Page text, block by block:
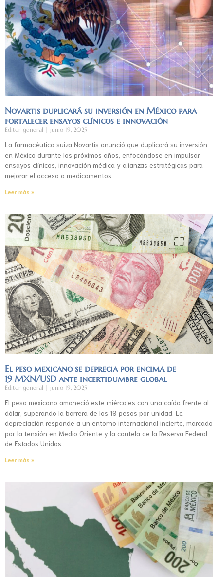
Novartis duplicará su inversión en México para
fortalecer ensayos clínicos e innovación
Editor general junio 19, 2025
La farmacéutica suiza Novartis anunció que duplicará su inversión
en México durante los próximos años, enfocándose en impulsar
ensayos clínicos, innovación médica y alianzas estratégicas para
mejorar el acceso a medicamentos.
Leer más »
El peso mexicano se deprecia por encima de
19 MXN/USD ante incertidumbre global
Editor general junio 19, 2025
El peso mexicano amaneció este miércoles con una caída frente al
dólar, superando la barrera de los 19 pesos por unidad. La
depreciación responde a un entorno internacional incierto, marcado
por la tensión en Medio Oriente y la cautela de la Reserva Federal
de Estados Unidos.
Leer más »